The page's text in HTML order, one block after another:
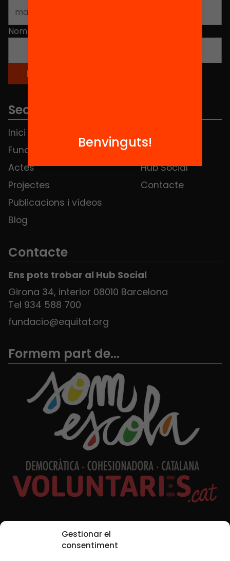
Gestionar el
consentiment
Nom
Seccions
Inici
Fundació
Actes
Projectes
Publicacions i vídeos
Blog
FAQS
Hub Social
Contacte
Contacte
Ens pots trobar al Hub Social
Girona 34, interior 08010 Barcelona
Tel 934 588 700
fundacio@equitat.org
Formem part de...
Xarxes Socials
Benvinguts!